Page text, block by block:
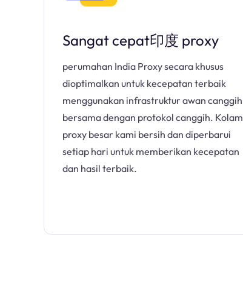
Sangat cepat印度 proxy
perumahan India Proxy secara khusus
dioptimalkan untuk kecepatan terbaik
menggunakan infrastruktur awan canggih
bersama dengan protokol canggih. Kolam
proxy besar kami bersih dan diperbarui
setiap hari untuk memberikan kecepatan
dan hasil terbaik.